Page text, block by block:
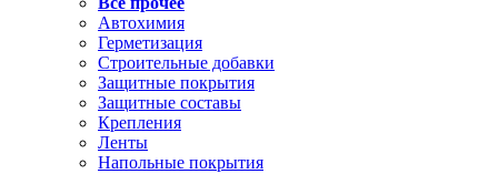
Автохимия
Герметизация
Строительные добавки
Защитные покрытия
Защитные составы
Крепления
Ленты
Напольные покрытия